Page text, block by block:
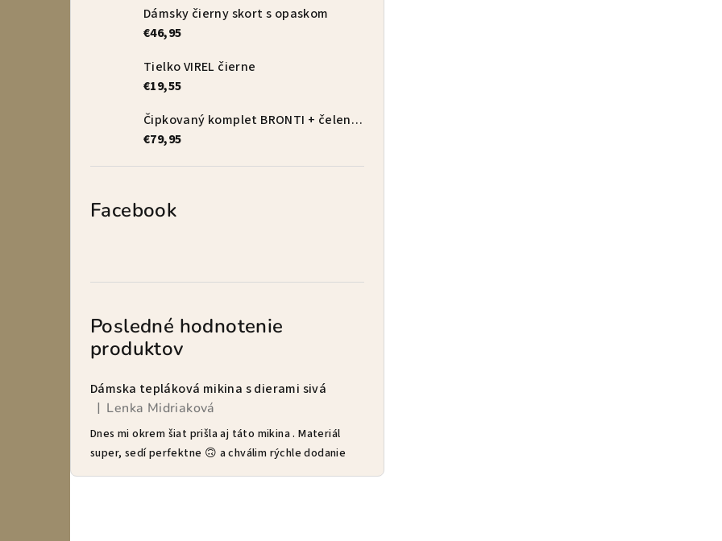
Dámsky čierny skort s opaskom
€46,95
Tielko VIREL čierne
€19,55
Čipkovaný komplet BRONTI + čelenka zdarma
€79,95
Facebook
Posledné hodnotenie
produktov
Dámska tepláková mikina s dierami sivá
Hodnotenie produktu je 5 z 5 hviezdičiek.
| Lenka Midriaková
Dnes mi okrem šiat prišla aj táto mikina . Materiál
super, sedí perfektne 🙃 a chválim rýchle dodanie